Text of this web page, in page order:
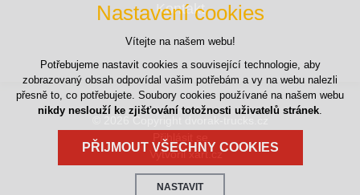
Kontakt
© 2026 Copyright dvorak-trucks.cz
Přihlásit se
Vytvořil xart.cz
Nastavení cookies
Vítejte na našem webu!
Potřebujeme nastavit cookies a související technologie, aby
zobrazovaný obsah odpovídal vašim potřebám a vy na webu nalezli
přesně to, co potřebujete. Soubory cookies používané na našem webu
nikdy neslouží ke zjišťování totožnosti uživatelů stránek.
PŘIJMOUT VŠECHNY COOKIES
NASTAVIT